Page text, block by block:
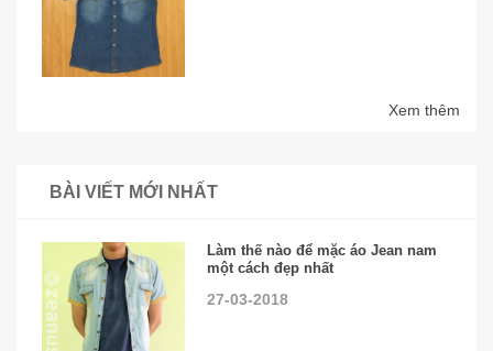
Xem thêm
BÀI VIẾT MỚI NHẤT
Làm thế nào để mặc áo Jean nam
một cách đẹp nhất
27-03-2018